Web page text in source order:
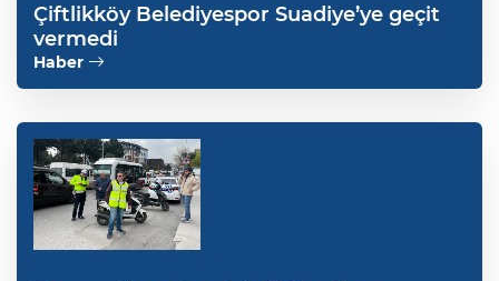
Çiftlikköy Belediyespor Suadiye’ye geçit
vermedi
Haber